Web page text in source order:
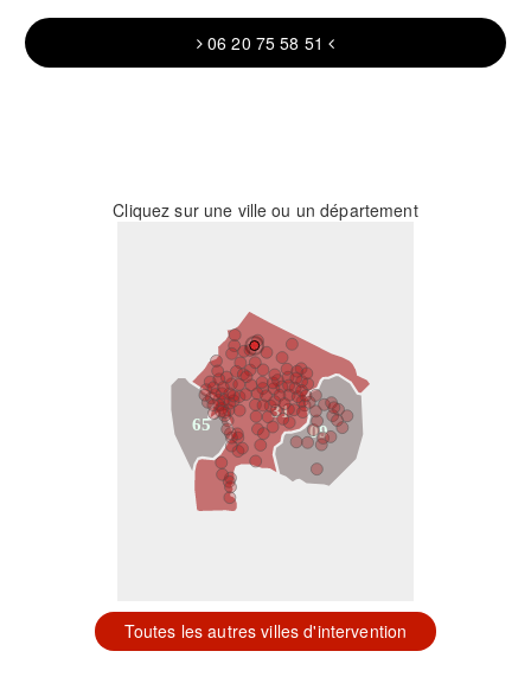
06 20 75 58 51
Cliquez sur une ville ou un département
31
09
65
Toutes les autres villes d'intervention